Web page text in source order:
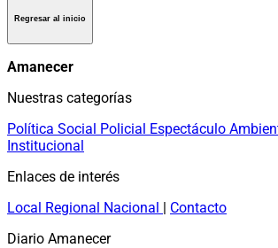
Regresar al inicio
Amanecer
Nuestras categorías
Política Social Policial Espectáculo
Institucional
Enlaces de interés
Local Regional Nacional | Contacto
Diario Amanecer